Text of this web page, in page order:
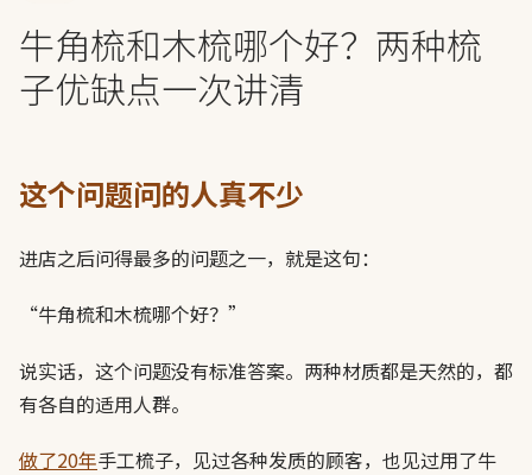
牛角梳和木梳哪个好？两种梳
子优缺点一次讲清
这个问题问的人真不少
进店之后问得最多的问题之一，就是这句：
“牛角梳和木梳哪个好？”
说实话，这个问题没有标准答案。两种材质都是天然的，都
有各自的适用人群。
做了20年手工梳子，见过各种发质的顾客，也见过用了牛